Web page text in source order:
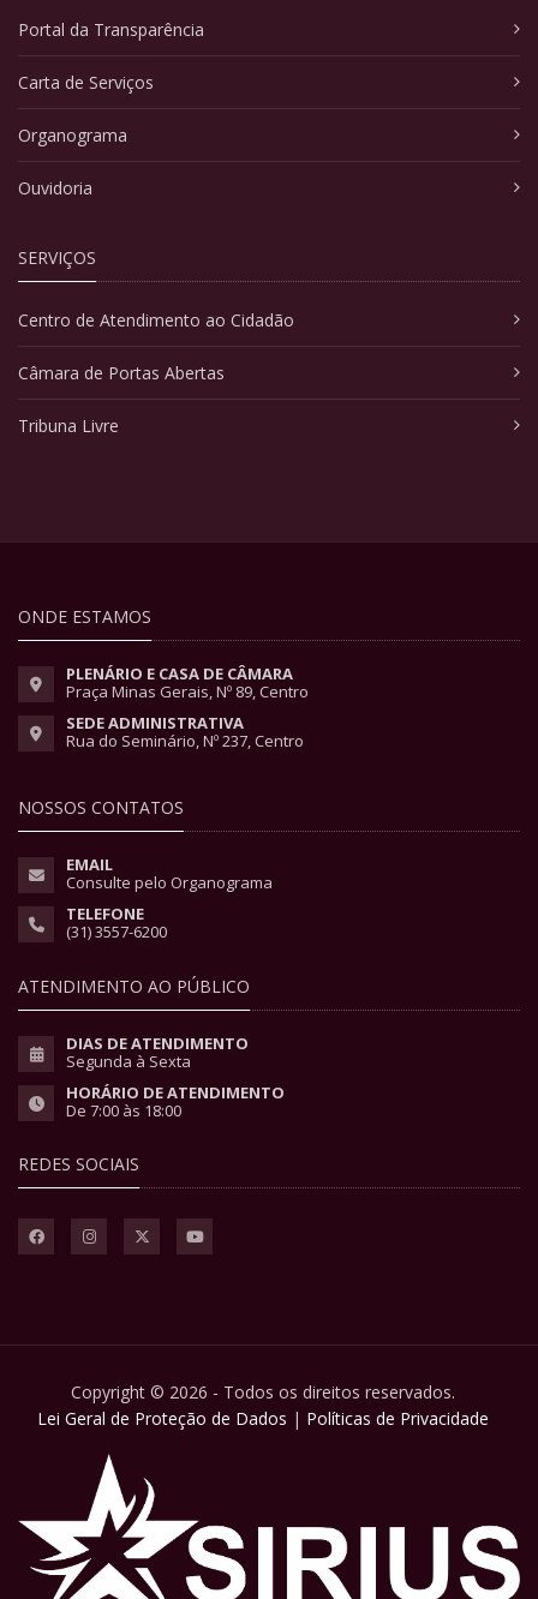
Portal da Transparência
Carta de Serviços
Organograma
Ouvidoria
SERVIÇOS
Centro de Atendimento ao Cidadão
Câmara de Portas Abertas
Tribuna Livre
ONDE ESTAMOS
PLENÁRIO E CASA DE CÂMARA
Praça Minas Gerais, Nº 89, Centro
SEDE ADMINISTRATIVA
Rua do Seminário, Nº 237, Centro
NOSSOS CONTATOS
EMAIL
Consulte pelo Organograma
TELEFONE
(31) 3557-6200
ATENDIMENTO AO PÚBLICO
DIAS DE ATENDIMENTO
Segunda à Sexta
HORÁRIO DE ATENDIMENTO
De 7:00 às 18:00
REDES SOCIAIS
Copyright © 2026 - Todos os direitos reservados.
Lei Geral de Proteção de Dados | Políticas de Privacidade